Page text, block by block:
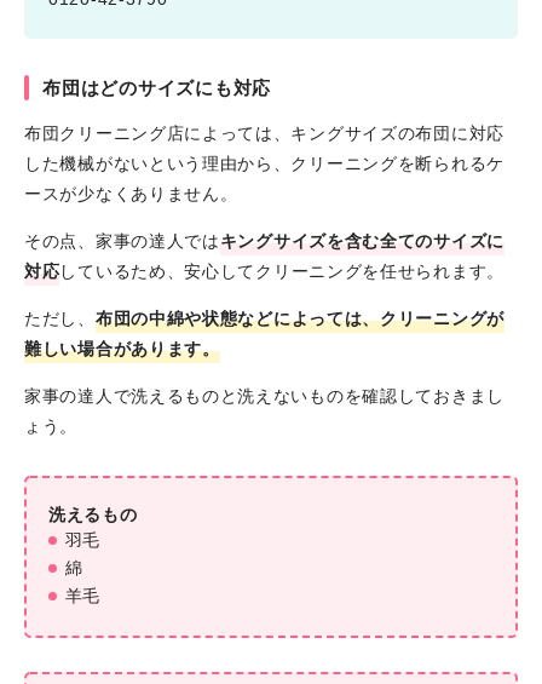
布団はどのサイズにも対応
布団クリーニング店によっては、キングサイズの布団に対応
した機械がないという理由から、クリーニングを断られるケ
ースが少なくありません。
その点、家事の達人ではキングサイズを含む全てのサイズに
対応しているため、安心してクリーニングを任せられます。
ただし、 布団の中綿や状態などによっては、クリーニングが
難しい場合があります。
家事の達人で洗えるものと洗えないものを確認しておきまし
ょう。
洗えるもの
羽毛
綿
羊毛